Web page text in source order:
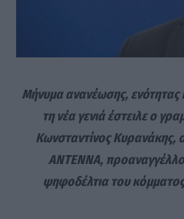
Μήνυμα ανανέωσης, ενότητας
τη νέα γενιά έστειλε ο
Κωνσταντίνος Κυρανάκης,
ΑΝΤΕΝΝΑ,
ψηφοδέλτια του